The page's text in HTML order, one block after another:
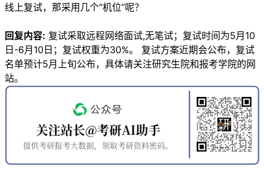
线上复试，那采用几个“机位”呢？
回复内容: 复试采取远程网络面试,无笔试；复试时间为5月10
日-6月10日；复试权重为30%。 复试方案近期会公布，复试
名单预计5月上旬公布，具体请关注研究生院和报考学院的网
站。